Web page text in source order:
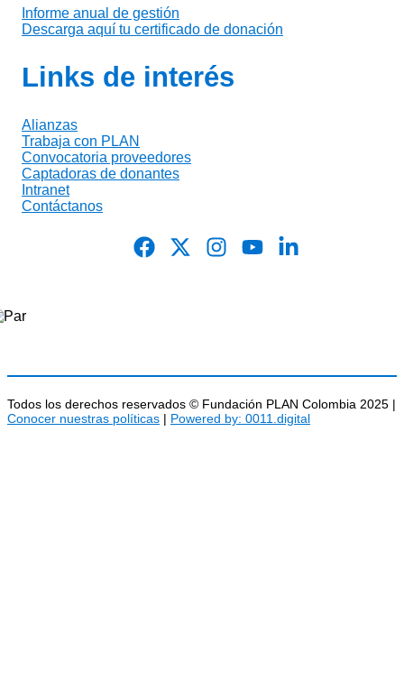
Informe anual de gestión
Descarga aquí tu certificado de donación
Links de interés
Alianzas
Trabaja con PLAN
Convocatoria proveedores
Captadoras de donantes
Intranet
Contáctanos
Todos los derechos reservados © Fundación PLAN Colombia 2025 |
Conocer nuestras políticas | Powered by: 0011.digital